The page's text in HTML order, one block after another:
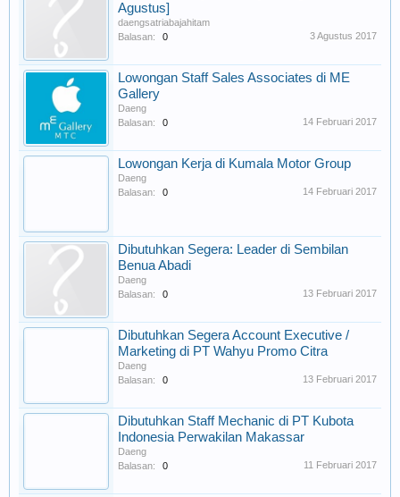
Agustus]
daengsatriabajahitam
Balasan:
0 3 Agustus 2017
Lowongan Staff Sales Associates di ME
Gallery
Daeng
Balasan:
0 14 Februari 2017
Lowongan Kerja di Kumala Motor Group
Daeng
Balasan:
0 14 Februari 2017
Dibutuhkan Segera: Leader di Sembilan
Benua Abadi
Daeng
Balasan:
0 13 Februari 2017
Dibutuhkan Segera Account Executive /
Marketing di PT Wahyu Promo Citra
Daeng
Balasan:
0 13 Februari 2017
Dibutuhkan Staff Mechanic di PT Kubota
Indonesia Perwakilan Makassar
Daeng
Balasan:
0 11 Februari 2017